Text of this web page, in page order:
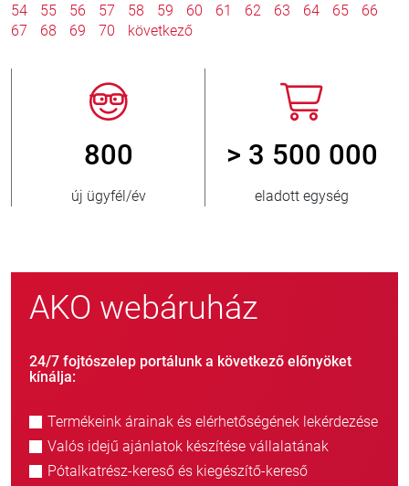
54
55 56 57 58 59 60 61 62 63 64 65
66
67
68 69 70 következő
800
új ügyfél/év
> 3 500 000
eladott egység
AKO webáruház
24/7 fojtószelep portálunk a következő előnyöket
kínálja:
Termékeink árainak és elérhetőségének lekérdezése
Valós idejű ajánlatok készítése vállalatának
Pótalkatrész-kereső és kiegészítő-kereső